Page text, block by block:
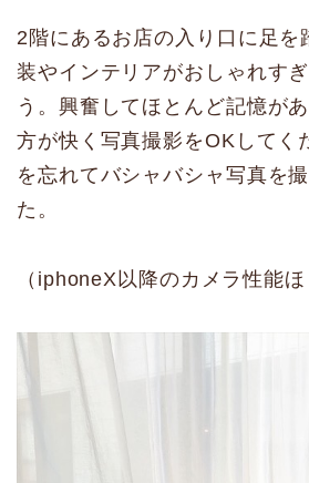
2階にあるお店の入り口に足を
装やインテリアがおしゃれす
う。興奮してほとんど記憶が
方が快く写真撮影をOKしてく
を忘れてバシャバシャ写真を
た。
（iphoneX以降のカメラ性能ほ